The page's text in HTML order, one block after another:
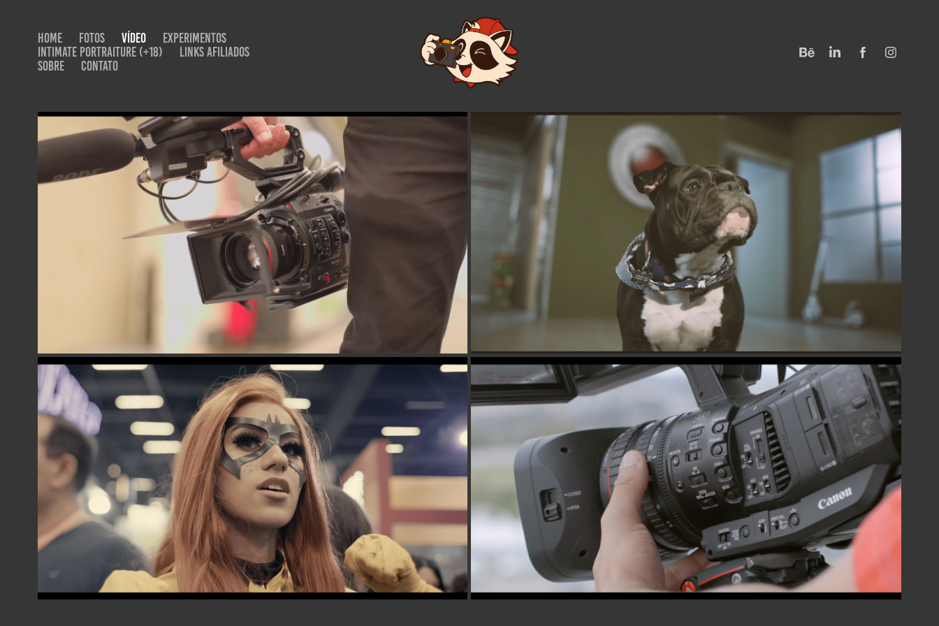
HOME FOTOS VÍDEO
EXPERIMENTOS
INTIMATE PORTRAITURE (+18)
LINKS AFILIADOS
SOBRE
CONTATO
PORSCHE CUP BRASIL 2022 - CANON EOS C300 MARK II
2022
CANON SUMIRE PRIME - COMPILAÇÃO DE TESTES
2020
CCXP 2019 - CANON EOS C500 MARK II (TEST FOOTAGE)
2020
PORSCHE CARRERA CUP - XF405 & XF705
2020